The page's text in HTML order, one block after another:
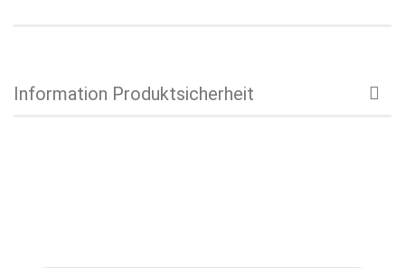
Information Produktsicherheit